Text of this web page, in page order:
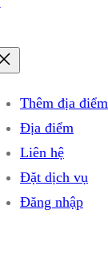
Thêm địa điểm
Địa điểm
Liên hệ
Đặt dịch vụ
Đăng nhập